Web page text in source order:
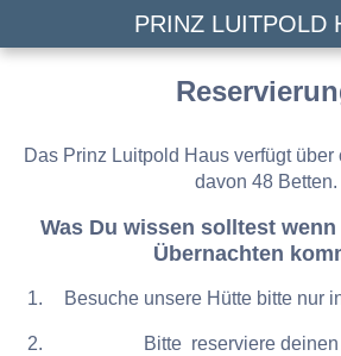
PRINZ LUITPOLD
Das Prinz Luitpold Haus verfügt über
davon 48 Betten.
Was Du wissen solltest
Übernachten
Besuche unsere Hütte bitte nur
Bitte reserviere